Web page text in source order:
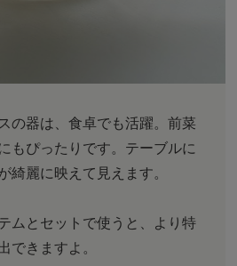
の器は、食卓でも活躍。前菜
もぴったりです。テーブルに
綺麗に映えて見えます。
ムとセットで使うと、より特
できますよ。